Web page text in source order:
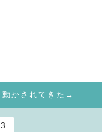
動かされてきた→
3